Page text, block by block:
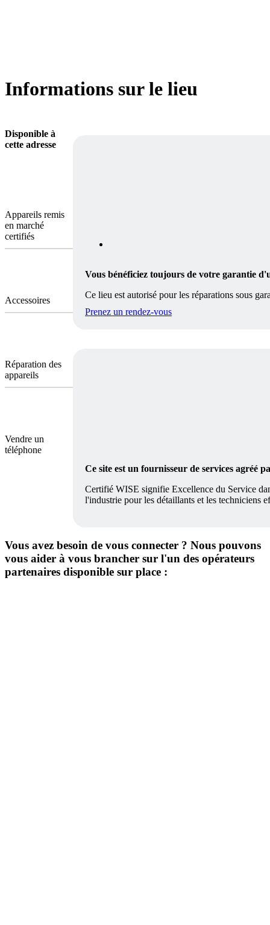
Informations sur le lieu
Disponible à
cette adresse
Appareils remis
en marché
certifiés
Accessoires
Réparation des
appareils
Vendre un
téléphone
Vous bénéficiez toujours de votre garantie
Ce lieu est autorisé pour les réparations sous
Prenez un rendez-vous
Ce site est un fournisseur de services agréé
Certifié WISE signifie Excellence du Service
l'industrie pour les détaillants et les techniciens
Vous avez besoin de vous connecter ? Nous pouvons
vous aider à vous brancher sur l'un des opérateurs
partenaires disponible sur place :